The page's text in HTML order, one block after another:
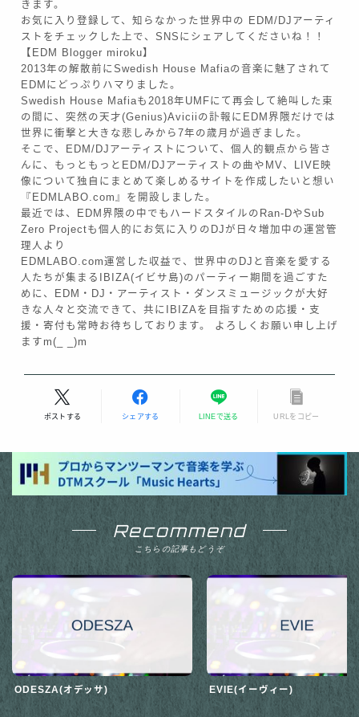
きます。
お気に入り登録して、知らなかった世界中の EDM/DJアーティ
ストをチェックした上で、SNSにシェアしてくださいね！！
【EDM Blogger miroku】
2013年の解散前にSwedish House Mafiaの音楽に魅了されて
EDMにどっぷりハマりました。
Swedish House Mafiaも2018年UMFにて再会して絶叫した束
の間に、突然の天才(Genius)Aviciiの訃報にEDM界隈だけでは
世界に衝撃と大きな悲しみから7年の歳月が過ぎました。
そこで、EDM/DJアーティストについて、個人的観点から皆さ
んに、もっともっとEDM/DJアーティストの曲やMV、LIVE映
像について独自にまとめて楽しめるサイトを作成したいと想い
『EDMLABO.com』を開設しました。
最近では、EDM界隈の中でもハードスタイルのRan-DやSub
Zero Projectも個人的にお気に入りのDJが日々増加中の運営管
理人より
EDMLABO.com運営した収益で、世界中のDJと音楽を愛する
人たちが集まるIBIZA(イビサ島)のパーティー期間を過ごすた
めに、EDM・DJ・アーティスト・ダンスミュージックが大好
きな人々と交流できて、共にIBIZAを目指すための応援・支
援・寄付も常時お待ちしております。 よろしくお願い申し上げ
ますm(_ _)m
ポストする シェアする LINEで送る URLをコピー
Recommend
こちらの記事もどうぞ
ODESZA(オデッサ) EVIE(イーヴィー)